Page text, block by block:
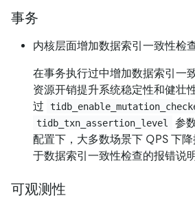
事务
内核层面增加数据索引一致性检
在事务执行过中增加数据索引一
资源开销提升系统稳定性和健壮
过
tidb_txn_assertion_level
参
配置下，大多数场景下 QPS 下
于数据索引一致性检查的报错说
可观测性